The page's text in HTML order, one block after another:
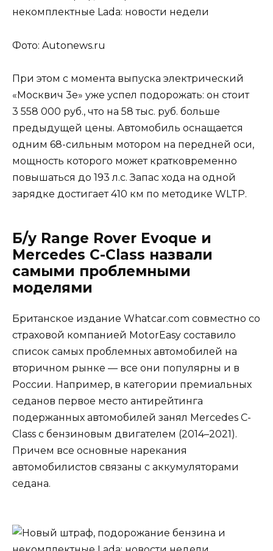
Фото: Autonews.ru
При этом с момента выпуска электрический
«Москвич 3е» уже успел подорожать: он стоит
3 558 000 руб., что на 58 тыс. руб. больше
предыдущей цены. Автомобиль оснащается
одним 68-сильным мотором на передней оси,
мощность которого может кратковременно
повышаться до 193 л.с. Запас хода на одной
зарядке достигает 410 км по методике WLTP.
Б/у Range Rover Evoque и
Mercedes C-Class назвали
самыми проблемными
моделями
Британское издание Whatcar.com совместно со
страховой компанией MotorEasy составило
список самых проблемных автомобилей на
вторичном рынке — все они популярны и в
России. Например, в категории премиальных
седанов первое место антирейтинга
подержанных автомобилей занял Mercedes C-
Class с бензиновым двигателем (2014–2021).
Причем все основные нарекания
автомобилистов связаны с аккумуляторами
седана.